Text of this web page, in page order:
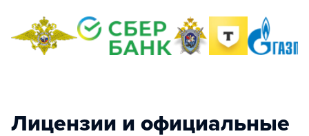
Лицензии и официальные